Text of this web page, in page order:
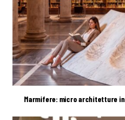
Marmifere: micro architetture